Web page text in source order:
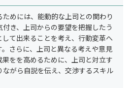
めには、能動的な上司との関わり
き、上司からの要望を把握したう
て出来ることを考え、行動変革へ
さらに、上司と異なる考えや意見
をを高めるために、上司と対立す
がら自説を伝え、交渉するスキル